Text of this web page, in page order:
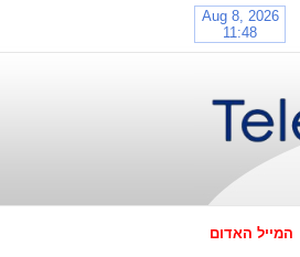
המייל האדום